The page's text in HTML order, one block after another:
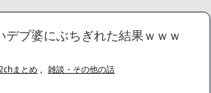
ど、あなた達は"仕事を奪う側"じゃない？」
れまくり、通報頻発！災害支援にも悪影響
職。父「退職金も渡したよな？」母「貯金な
デブ婆にぶちぎれた結果ｗｗｗ
まとめ , 雑談・その他の話